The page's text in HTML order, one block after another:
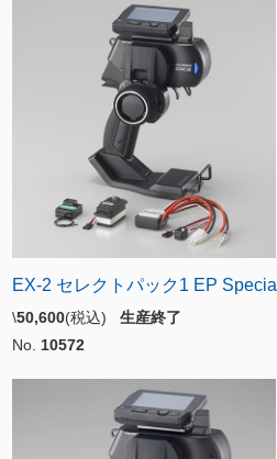
EX-2 セレクトパック1 EP Special
\50,600(税込) 生産終了
No. 10572